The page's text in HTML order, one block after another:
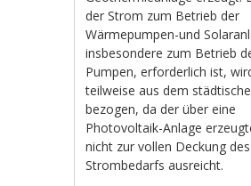
der Strom zum Betrieb der
Wärmepumpen-und
insbesondere zum Betrieb
Pumpen, erforderlich ist,
teilweise aus dem
bezogen, da der über eine
Photovoltaik-Anlage
nicht zur vollen Deckung des
Strombedarfs ausreicht.